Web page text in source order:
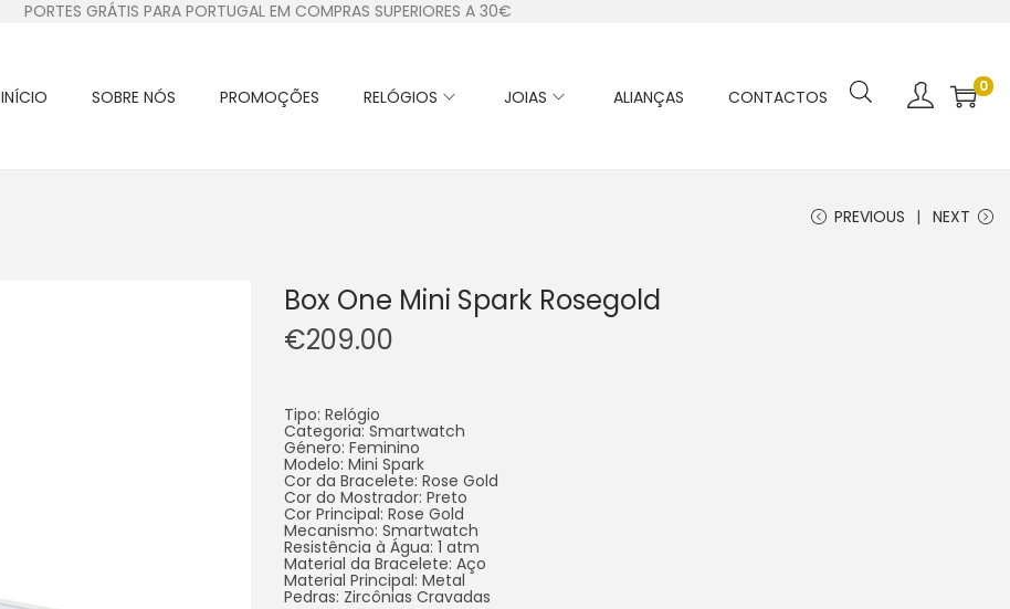
PORTES GRÁTIS PARA PORTUGAL EM COMPRAS SUPERIORES A 30€
INÍCIO SOBRE NÓS PROMOÇÕES RELÓGIOS JOIAS ALIANÇAS CONTACTOS 0
PREVIOUS NEXT
Box One Mini Spark Rosegold
€209.00
Tipo: Relógio
Categoria: Smartwatch
Género: Feminino
Modelo: Mini Spark
Cor da Bracelete: Rose Gold
Cor do Mostrador: Preto
Cor Principal: Rose Gold
Mecanismo: Smartwatch
Resistência à Água: 1 atm
Material da Bracelete: Aço
Material Principal: Metal
Pedras: Zircônias Cravadas